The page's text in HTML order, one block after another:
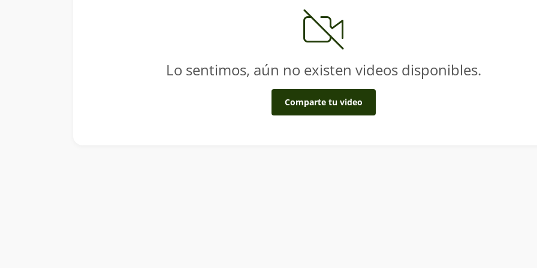
Lo sentimos, aún no existen videos disponibles.
Comparte tu video